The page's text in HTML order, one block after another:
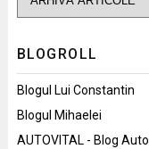
BLOGROLL
Blogul Lui Constantin
Blogul Mihaelei
AUTOVITAL - Blog Auto